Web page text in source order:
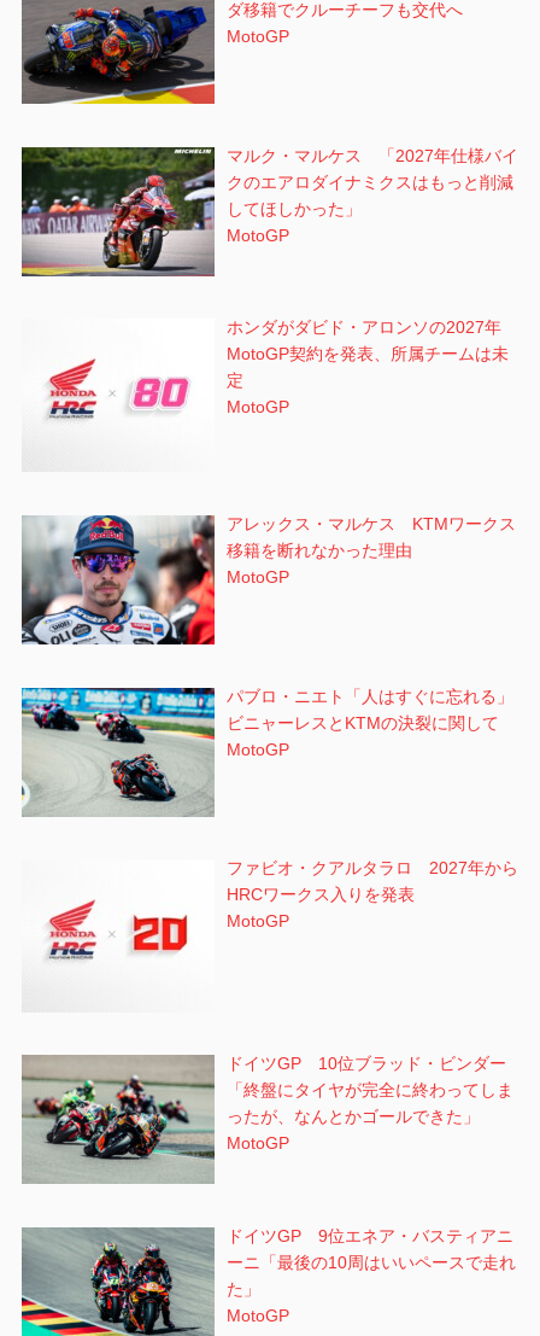
ダ移籍でクルーチーフも交代へ
MotoGP
マルク・マルケス 「2027年仕様バイ
クのエアロダイナミクスはもっと削減
してほしかった」
MotoGP
ホンダがダビド・アロンソの2027年
MotoGP契約を発表、所属チームは未
定
MotoGP
アレックス・マルケス KTMワークス
移籍を断れなかった理由
MotoGP
パブロ・ニエト「人はすぐに忘れる」
ビニャーレスとKTMの決裂に関して
MotoGP
ファビオ・クアルタラロ 2027年から
HRCワークス入りを発表
MotoGP
ドイツGP 10位ブラッド・ビンダー
「終盤にタイヤが完全に終わってしま
ったが、なんとかゴールできた」
MotoGP
ドイツGP 9位エネア・バスティアニ
ーニ「最後の10周はいいペースで走れ
た」
MotoGP